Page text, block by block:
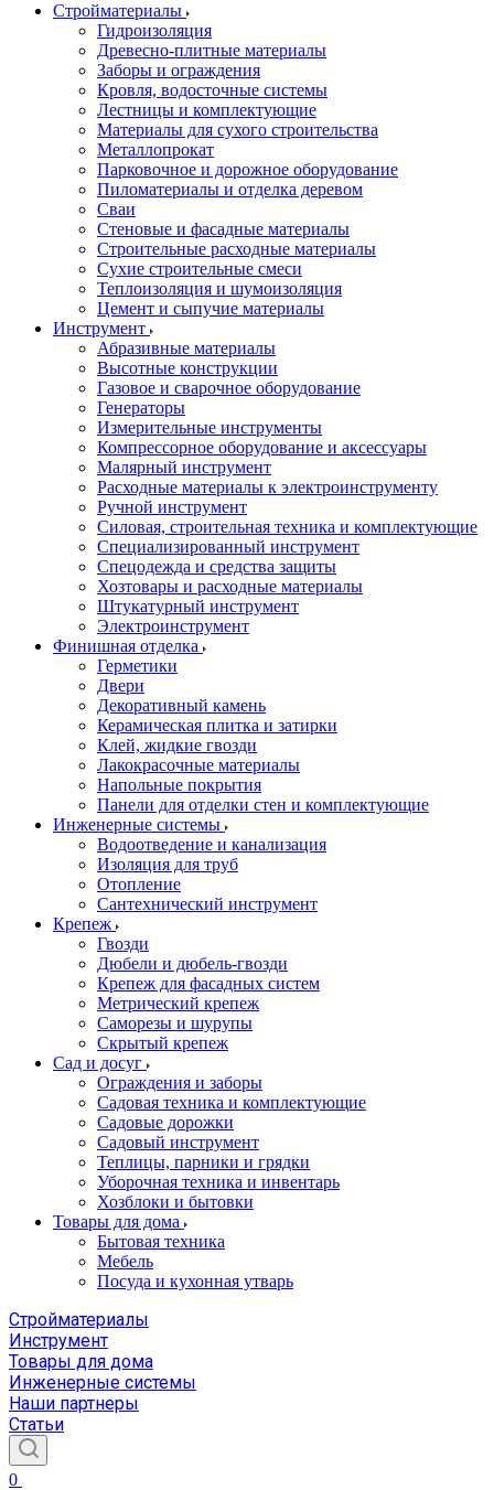
Стройматериалы
Гидроизоляция
Древесно-плитные материалы
Заборы и ограждения
Кровля, водосточные системы
Лестницы и комплектующие
Материалы для сухого строительства
Металлопрокат
Парковочное и дорожное оборудование
Пиломатериалы и отделка деревом
Сваи
Стеновые и фасадные материалы
Строительные расходные материалы
Сухие строительные смеси
Теплоизоляция и шумоизоляция
Цемент и сыпучие материалы
Инструмент
Абразивные материалы
Высотные конструкции
Газовое и сварочное оборудование
Генераторы
Измерительные инструменты
Компрессорное оборудование и аксессуары
Малярный инструмент
Расходные материалы к электроинструменту
Ручной инструмент
Силовая, строительная техника и комплектующие
Специализированный инструмент
Спецодежда и средства защиты
Хозтовары и расходные материалы
Штукатурный инструмент
Электроинструмент
Финишная отделка
Герметики
Двери
Декоративный камень
Керамическая плитка и затирки
Клей, жидкие гвозди
Лакокрасочные материалы
Напольные покрытия
Панели для отделки стен и комплектующие
Инженерные системы
Водоотведение и канализация
Изоляция для труб
Отопление
Сантехнический инструмент
Крепеж
Гвозди
Дюбели и дюбель-гвозди
Крепеж для фасадных систем
Метрический крепеж
Саморезы и шурупы
Скрытый крепеж
Сад и досуг
Ограждения и заборы
Садовая техника и комплектующие
Садовые дорожки
Садовый инструмент
Теплицы, парники и грядки
Уборочная техника и инвентарь
Хозблоки и бытовки
Товары для дома
Бытовая техника
Мебель
Посуда и кухонная утварь
Стройматериалы
Инструмент
Товары для дома
Инженерные системы
Наши партнеры
Статьи
0